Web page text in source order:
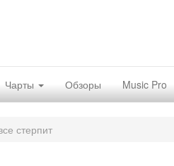
Чарты Обзоры Music Pro
стерпит